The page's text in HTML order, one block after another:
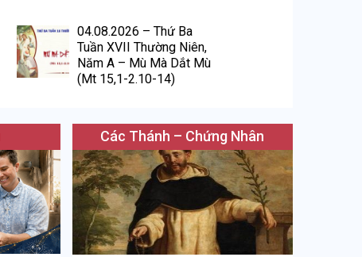
04.08.2026 – Thứ Ba
Tuần XVII Thường Niên,
Năm A – Mù Mà Dắt Mù
(Mt 15,1-2.10-14)
Các Thánh – Chứng Nhân